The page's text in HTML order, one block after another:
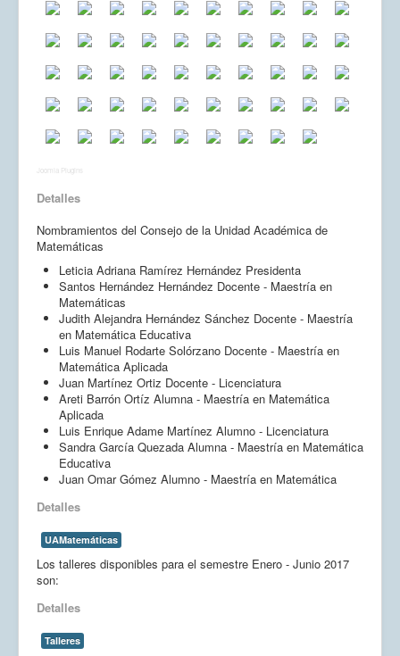
Correo
Joomla Plugins
Detalles
Nombramientos del Consejo de la Unidad Académica de
Matemáticas
Leticia Adriana Ramírez Hernández Presidenta
Santos Hernández Hernández Docente - Maestría en
Matemáticas
Judith Alejandra Hernández Sánchez Docente - Maestría
en Matemática Educativa
Luis Manuel Rodarte Solórzano Docente - Maestría en
Matemática Aplicada
Juan Martínez Ortiz Docente - Licenciatura
Areti Barrón Ortíz Alumna - Maestría en Matemática
Aplicada
Luis Enrique Adame Martínez Alumno - Licenciatura
Sandra García Quezada Alumna - Maestría en Matemática
Educativa
Juan Omar Gómez Alumno - Maestría en Matemática
Detalles
UAMatemáticas
Los talleres disponibles para el semestre Enero - Junio 2017
son:
Detalles
Talleres